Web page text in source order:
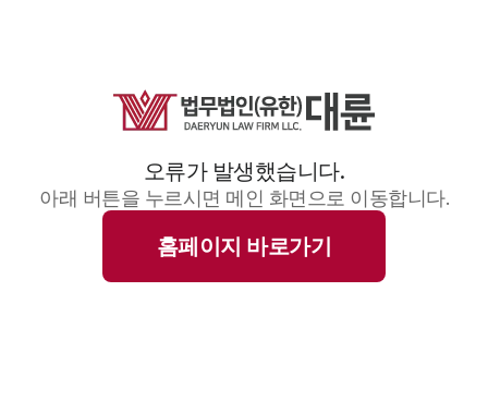
오류가 발생했습니다.
아래 버튼을 누르시면 메인 화면으로 이동합니다.
홈페이지 바로가기